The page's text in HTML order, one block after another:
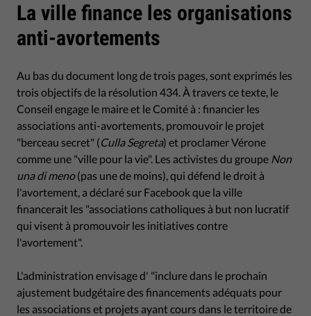
La ville finance les organisations
anti-avortements
Au bas du document long de trois pages, sont exprimés les
trois objectifs de la résolution 434. À travers ce texte, le
Conseil engage le maire et le Comité à : financier les
associations anti-avortements, promouvoir le projet
"berceau secret" (Culla Segreta) et proclamer Vérone
comme une "ville pour la vie". Les activistes du groupe Non
una di meno(pas une de moins), qui défend le droit à
l'avortement, a déclaré sur Facebook que la ville
financerait les "associations catholiques à but non lucratif
qui visent à promouvoir les initiatives contre
l'avortement".
L'administration envisage d' "inclure dans le prochain
ajustement budgétaire des financements adéquats pour
les associations et projets ayant cours dans le territoire de